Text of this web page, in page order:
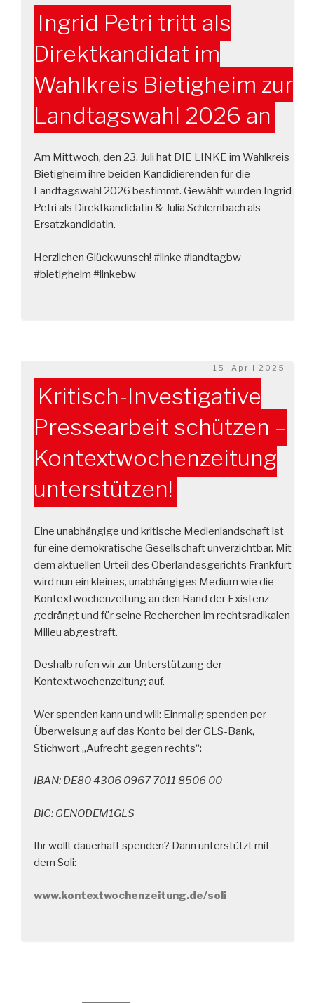
am
Ingrid Petri tritt als
Direktkandidat im
Wahlkreis Bietigheim zur
Landtagswahl 2026 an
Am Mittwoch, den 23. Juli hat DIE LINKE im Wahlkreis
Bietigheim ihre beiden Kandidierenden für die
Landtagswahl 2026 bestimmt. Gewählt wurden Ingrid
Petri als Direktkandidatin & Julia Schlembach als
Ersatzkandidatin.
Herzlichen Glückwunsch! #linke #landtagbw
#bietigheim #linkebw
Veröffentlicht
am
15. April 2025
Kritisch-Investigative
Pressearbeit schützen –
Kontextwochenzeitung
unterstützen!
Eine unabhängige und kritische Medienlandschaft ist
für eine demokratische Gesellschaft unverzichtbar. Mit
dem aktuellen Urteil des Oberlandesgerichts Frankfurt
wird nun ein kleines, unabhängiges Medium wie die
Kontextwochenzeitung an den Rand der Existenz
gedrängt und für seine Recherchen im rechtsradikalen
Milieu abgestraft.
Deshalb rufen wir zur Unterstützung der
Kontextwochenzeitung auf.
Wer spenden kann und will: Einmalig spenden per
Überweisung auf das Konto bei der GLS-Bank,
Stichwort „Aufrecht gegen rechts“:
IBAN: DE80 4306 0967 7011 8506 00
BIC: GENODEM1GLS
Ihr wollt dauerhaft spenden? Dann unterstützt mit
dem Soli:
www.kontextwochenzeitung.de/soli